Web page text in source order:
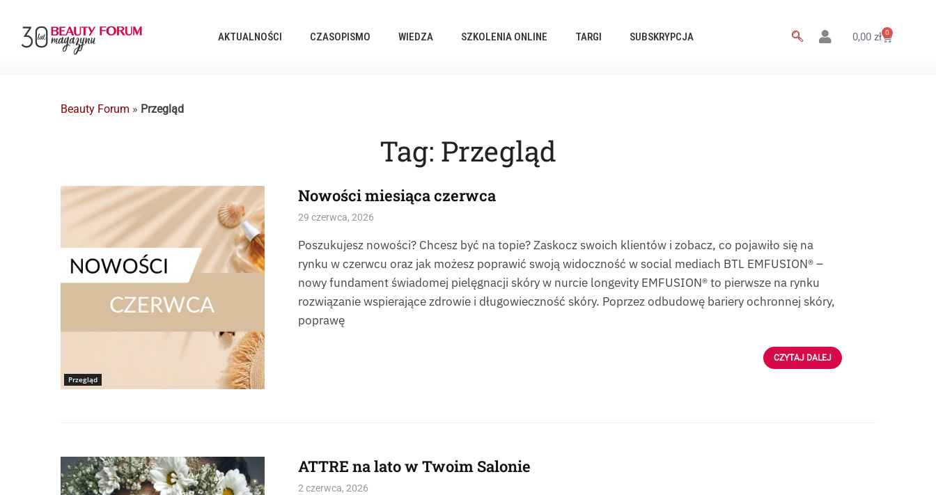
AKTUALNOŚCI CZASOPISMO WIEDZA SZKOLENIA ONLINE TARGI SUBSKRYPCJA 0,00 zł 0
Beauty Forum » Przegląd
Tag: Przegląd
Przegląd
Nowości miesiąca czerwca
29 czerwca, 2026
Poszukujesz nowości? Chcesz być na topie? Zaskocz swoich klientów i zobacz, co pojawiło się na
rynku w czerwcu oraz jak możesz poprawić swoją widoczność w social mediach BTL EMFUSION® –
nowy fundament świadomej pielęgnacji skóry w nurcie longevity EMFUSION® to pierwsze na rynku
rozwiązanie wspierające zdrowie i długowieczność skóry. Poprzez odbudowę bariery ochronnej skóry,
poprawę
CZYTAJ DALEJ
Źródło: istockphoto-FlexDreams ATTRE na lato w Twoim Salonie
2 czerwca, 2026